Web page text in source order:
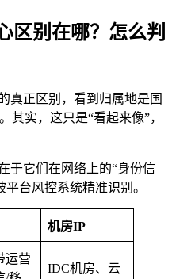
区别在哪？怎么判
真正区别，看到归属地是国
其实，这只是“看起来像”，
于它们在网络上的“身份信
台风控系统精准识别。
机房IP
运营
IDC机房、云